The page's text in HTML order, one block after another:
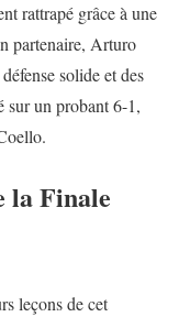
rattrapé grâce à une
partenaire, Arturo
solide et des
sur un probant 6-1,
la Finale
leçons de cet